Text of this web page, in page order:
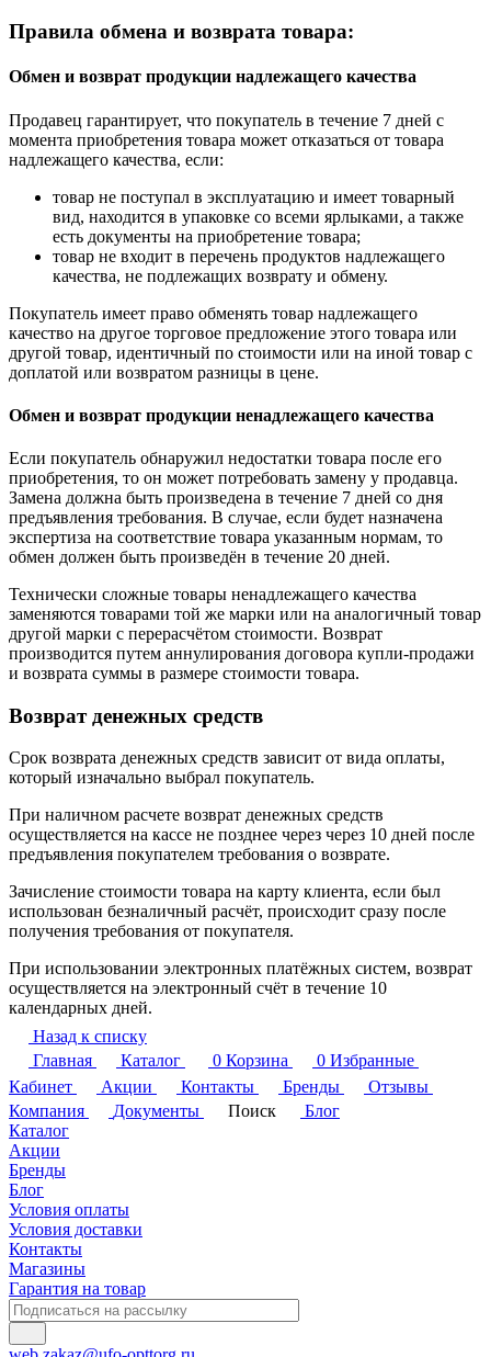
Правила обмена и возврата товара:
Обмен и возврат продукции надлежащего качества
Продавец гарантирует, что покупатель в течение 7 дней с
момента приобретения товара может отказаться от товара
надлежащего качества, если:
товар не поступал в эксплуатацию и имеет товарный
вид, находится в упаковке со всеми ярлыками, а также
есть документы на приобретение товара;
товар не входит в перечень продуктов надлежащего
качества, не подлежащих возврату и обмену.
Покупатель имеет право обменять товар надлежащего
качество на другое торговое предложение этого товара или
другой товар, идентичный по стоимости или на иной товар с
доплатой или возвратом разницы в цене.
Обмен и возврат продукции ненадлежащего качества
Если покупатель обнаружил недостатки товара после его
приобретения, то он может потребовать замену у продавца.
Замена должна быть произведена в течение 7 дней со дня
предъявления требования. В случае, если будет назначена
экспертиза на соответствие товара указанным нормам, то
обмен должен быть произведён в течение 20 дней.
Технически сложные товары ненадлежащего качества
заменяются товарами той же марки или на аналогичный товар
другой марки с перерасчётом стоимости. Возврат
производится путем аннулирования договора купли-продажи
и возврата суммы в размере стоимости товара.
Возврат денежных средств
Срок возврата денежных средств зависит от вида оплаты,
который изначально выбрал покупатель.
При наличном расчете возврат денежных средств
осуществляется на кассе не позднее через через 10 дней после
предъявления покупателем требования о возврате.
Зачисление стоимости товара на карту клиента, если был
использован безналичный расчёт, происходит сразу после
получения требования от покупателя.
При использовании электронных платёжных систем, возврат
осуществляется на электронный счёт в течение 10
календарных дней.
Назад к списку
Главная
Каталог 0 Корзина 0 Избранные
Кабинет
Акции Контакты Бренды
Отзывы
Компания
Документы Поиск
Блог
Каталог
Акции
Бренды
Блог
Условия оплаты
Условия доставки
Контакты
Магазины
Гарантия на товар